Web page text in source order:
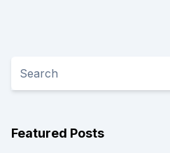
Featured Posts